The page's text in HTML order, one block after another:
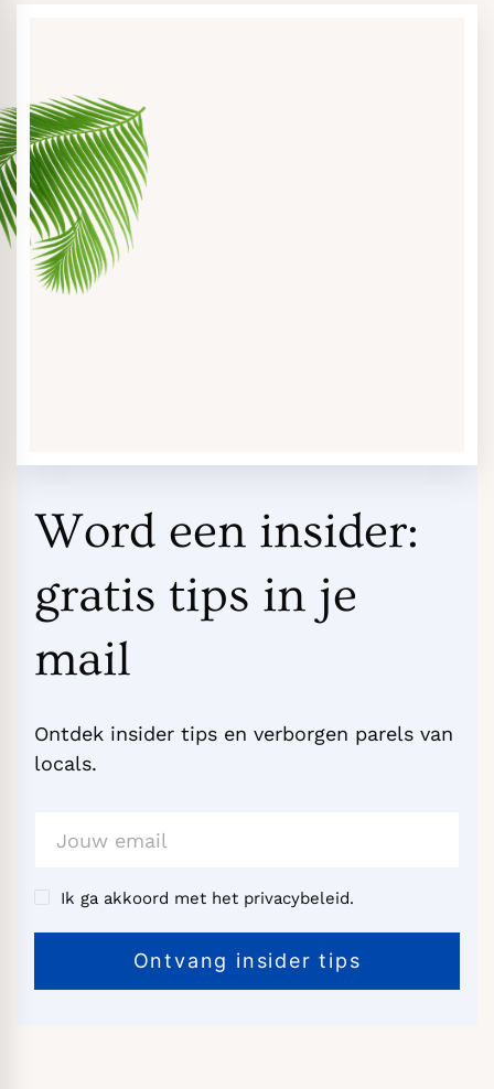
Word een insider:
gratis tips in je
mail
Ontdek insider tips en verborgen parels van
locals.
Ik ga akkoord met het privacybeleid.